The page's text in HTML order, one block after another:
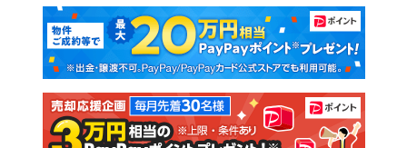
新築マンション 中古マンション
新築一戸建て 中古一戸建て
注文住宅 土地
マンションカタログ 教えて！住まいの先生